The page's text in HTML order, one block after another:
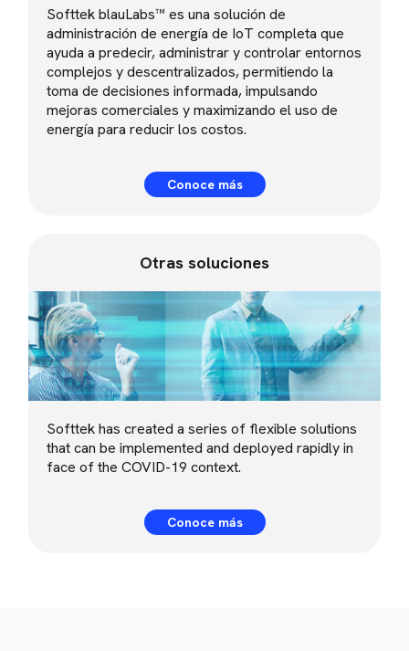
Softtek blauLabs™ es una solución de
administración de energía de IoT completa que
ayuda a predecir, administrar y controlar entornos
complejos y descentralizados, permitiendo la
toma de decisiones informada, impulsando
mejoras comerciales y maximizando el uso de
energía para reducir los costos.
Conoce más
Otras soluciones
Softtek has created a series of flexible solutions
that can be implemented and deployed rapidly in
face of the COVID-19 context.
Conoce más